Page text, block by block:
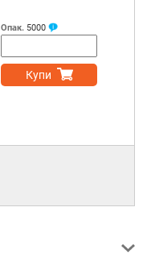
Опак. 5000
Купи